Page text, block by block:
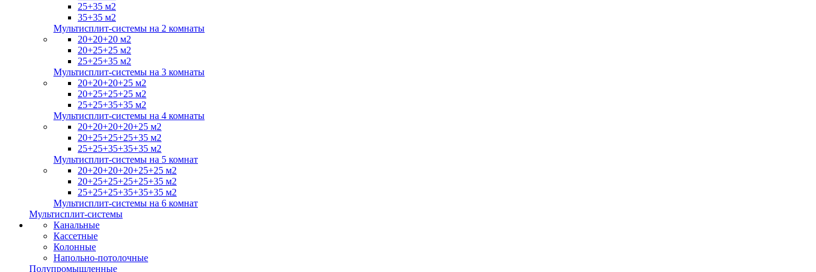
25+35 м2
35+35 м2
Мультисплит-системы на 2 комнаты
20+20+20 м2
20+25+25 м2
25+25+35 м2
Мультисплит-системы на 3 комнаты
20+20+20+25 м2
20+25+25+25 м2
25+25+35+35 м2
Мультисплит-системы на 4 комнаты
20+20+20+20+25 м2
20+25+25+25+35 м2
25+25+35+35+35 м2
Мультисплит-системы на 5 комнат
20+20+20+20+25+25 м2
20+25+25+25+25+35 м2
25+25+25+35+35+35 м2
Мультисплит-системы на 6 комнат
Мультисплит-системы
Канальные
Кассетные
Колонные
Напольно-потолочные
Полупромышленные